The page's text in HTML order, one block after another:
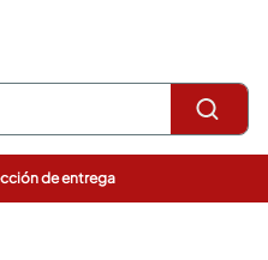
de entrega